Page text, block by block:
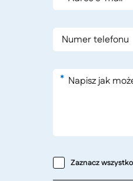
*
Zaznacz wszystko